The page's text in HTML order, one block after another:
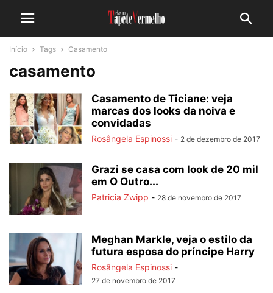
Início Tags Casamento
casamento
Casamento de Ticiane: veja
marcas dos looks da noiva e
convidadas
Rosângela Espinossi - 2 de dezembro de 2017
Grazi se casa com look de 20 mil
em O Outro...
Patricia Zwipp - 28 de novembro de 2017
Meghan Markle, veja o estilo da
futura esposa do príncipe Harry
Rosângela Espinossi -
27 de novembro de 2017